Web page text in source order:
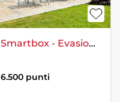
Smartbox - Evasione e relax nella natura
6.500 punti